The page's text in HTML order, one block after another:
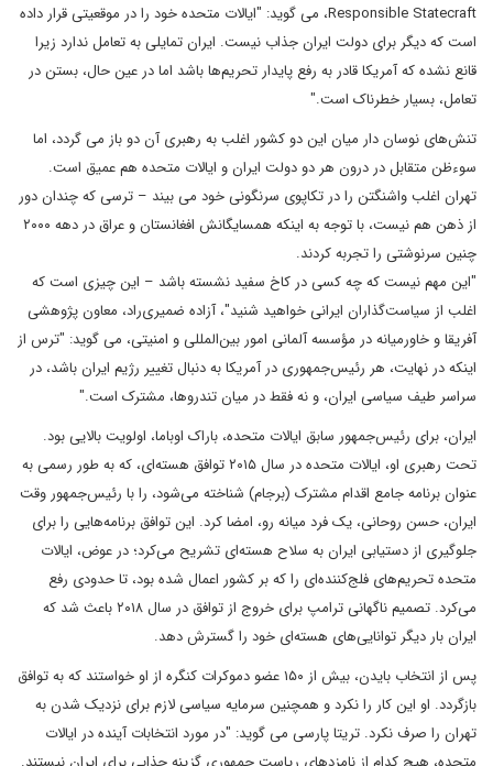
Responsible Statecraft، می گوید: "ایالات متحده خود را در موقعیتی قرار داده
است که دیگر برای دولت ایران جذاب نیست. ایران تمایلی به تعامل ندارد زیرا
قانع نشده که آمریکا قادر به رفع پایدار تحریم‌ها باشد اما در عین حال، بستن در
تعامل، بسیار خطرناک است."
تنش‌های نوسان دار میان این دو کشور اغلب به رهبری‌ آن دو باز می گردد، اما
سوءظن متقابل در درون هر دو دولت ایران و ایالات متحده هم عمیق است.
تهران اغلب واشنگتن را در تکاپوی سرنگونی خود می بیند – ترسی که چندان دور
از ذهن هم نیست، با توجه به اینکه همسایگانش افغانستان و عراق در دهه ۲۰۰۰
چنین سرنوشتی را تجربه کردند.
"این مهم نیست که چه کسی در کاخ سفید نشسته باشد – این چیزی است که
اغلب از سیاست‌گذاران ایرانی خواهید شنید"، آزاده ضمیری‌راد، معاون پژوهشی
آفریقا و خاورمیانه در مؤسسه آلمانی امور بین‌المللی و امنیتی، می گوید: "ترس از
اینکه در نهایت، هر رئیس‌جمهوری در آمریکا به دنبال تغییر رژیم ایران باشد، در
سراسر طیف سیاسی ایران، و نه فقط در میان تندروها، مشترک است."
ایران، برای رئیس‌جمهور سابق ایالات متحده، باراک اوباما، اولویت بالایی بود.
تحت رهبری او، ایالات متحده در سال ۲۰۱۵ توافق هسته‌ای، که به طور رسمی به
عنوان برنامه جامع اقدام مشترک (برجام) شناخته می‌شود، را با رئیس‌جمهور وقت
ایران، حسن روحانی، یک فرد میانه رو، امضا کرد. این توافق برنامه‌هایی را برای
جلوگیری از دستیابی ایران به سلاح هسته‌ای تشریح می‌کرد؛ در عوض، ایالات
متحده تحریم‌های فلج‌کننده‌ای را که بر کشور اعمال شده بود، تا حدودی رفع
می‌کرد. تصمیم ناگهانی ترامپ برای خروج از توافق در سال ۲۰۱۸ باعث شد که
ایران بار دیگر توانایی‌های هسته‌ای خود را گسترش دهد.
پس از انتخاب بایدن، بیش از ۱۵۰ عضو دموکرات کنگره از او خواستند که به توافق
بازگردد. او این کار را نکرد و همچنین سرمایه سیاسی لازم برای نزدیک‌ شدن به
تهران را صرف نکرد. تریتا پارسی می گوید: "در مورد انتخابات آینده در ایالات